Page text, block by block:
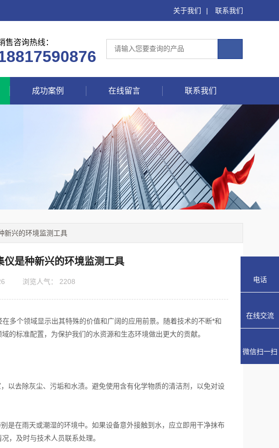
关于我们 | 联系我们
售咨询热线：
成功案例 在线留言 联系我们
新兴的环境监测工具
仪是种新兴的环境监测工具
浏览人气： 2208
个领域显示出其特殊的价值和广阔的应用前景。随着技术的不断*和
的标准配置，为保护我们的水资源和生态环境做出更大的贡献。
去除灰尘、污垢和水渍。避免使用含有化学物质的清洁剂，以免对设
在雨天或潮湿的环境中。如果设备意外接触到水，应立即用干净抹布
，及时与技术人员联系处理。
电话
在线交流
微信扫一扫